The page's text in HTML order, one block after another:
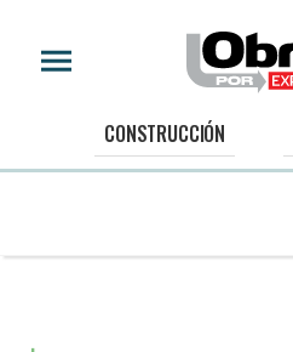
CONSTRUCCIÓN